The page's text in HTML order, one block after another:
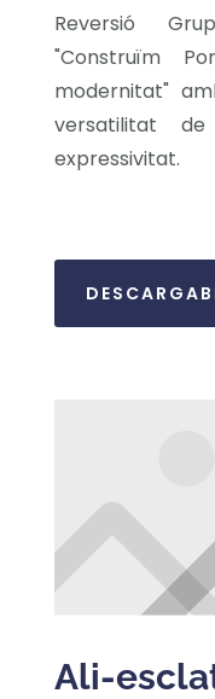
Reversió
"Construïm
modernitat"
versatilitat
expressivitat.
Ali-